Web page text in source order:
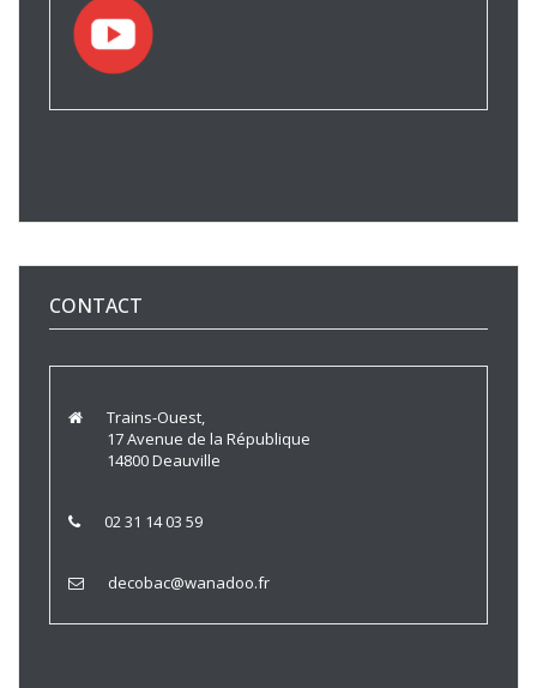
CONTACT
Trains-Ouest,
17 Avenue de la République
14800 Deauville
02 31 14 03 59
decobac@wanadoo.fr